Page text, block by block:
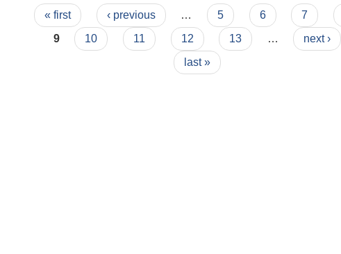
Pages
« first ‹ previous … 5 6 7
9
10 11 12 13 …
next ›
last »